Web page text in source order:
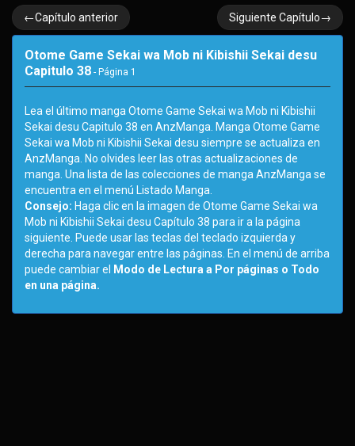
←Capítulo anterior Siguiente Capítulo→
Otome Game Sekai wa Mob ni Kibishii Sekai desu
Capitulo 38 - Página 1
Lea el último manga Otome Game Sekai wa Mob ni Kibishii
Sekai desu Capitulo 38 en AnzManga. Manga Otome Game
Sekai wa Mob ni Kibishii Sekai desu siempre se actualiza en
AnzManga. No olvides leer las otras actualizaciones de
manga. Una lista de las colecciones de manga AnzManga se
encuentra en el menú Listado Manga.
Consejo: Haga clic en la imagen de Otome Game Sekai wa
Mob ni Kibishii Sekai desu Capítulo 38 para ir a la página
siguiente. Puede usar las teclas del teclado izquierda y
derecha para navegar entre las páginas. En el menú de arriba
puede cambiar el
Modo de Lectura a Por páginas o Todo
en una página.